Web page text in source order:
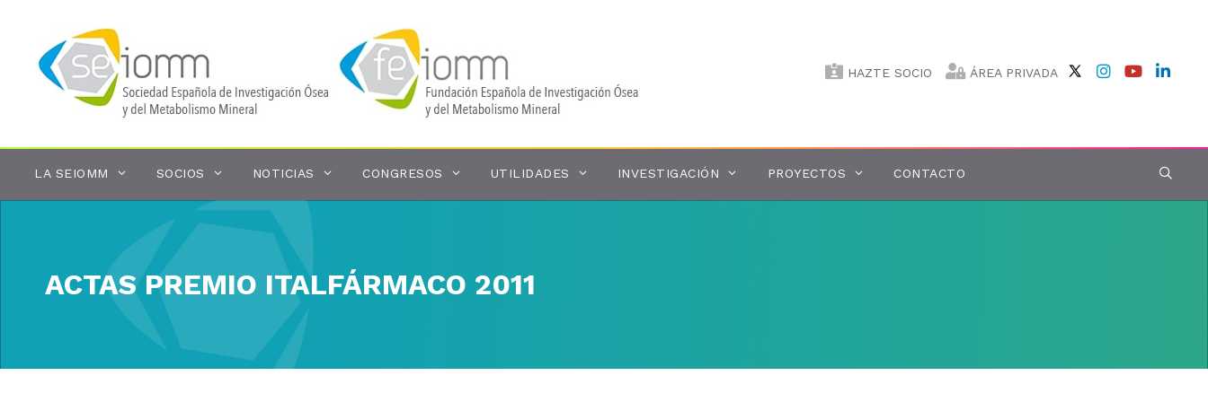
contenido
HAZTE SOCIO ÁREA PRIVADA
LA SEIOMM SOCIOS NOTICIAS CONGRESOS UTILIDADES INVESTIGACIÓN PROYECTOS CONTACTO
ACTAS PREMIO ITALFÁRMACO 2011